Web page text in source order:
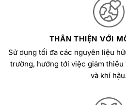
THÂN THIỆN VỚI
Sử dụng tối đa các nguyên liệu
trường, hướng tới việc giảm
và khí hậu.